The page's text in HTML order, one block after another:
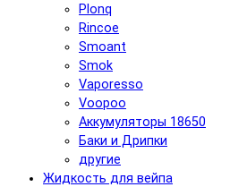
Plonq
Rincoe
Smoant
Smok
Vaporesso
Voopoo
Аккумуляторы 18650
Баки и Дрипки
другие
Жидкость для вейпа